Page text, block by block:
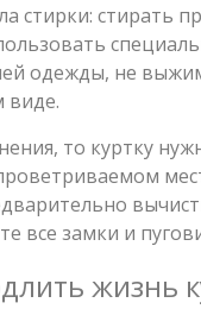
стирки: стирать
одежды, не
виде.
то куртку
все замки и
жизнь